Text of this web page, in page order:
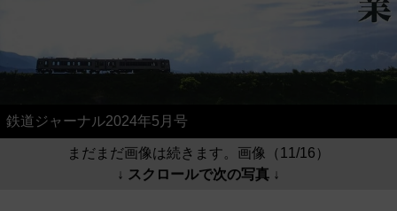
鉄道ジャーナル2024年5月号
まだまだ画像は続きます。画像（11/16）
↓ スクロールで次の写真 ↓